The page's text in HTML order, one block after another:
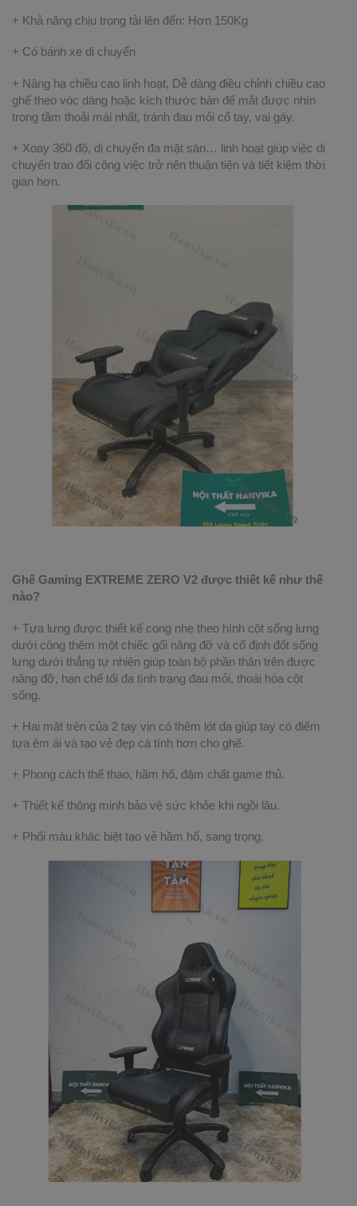
+ Khả năng chịu trọng tải lên đến: Hơn 150Kg
+ Có bánh xe di chuyển
+ Nâng hạ chiều cao linh hoạt, Dễ dàng điều chỉnh chiều cao
ghế theo vóc dáng hoặc kích thước bàn để mắt được nhìn
trong tầm thoải mái nhất, tránh đau mỏi cổ tay, vai gáy.
+ Xoay 360 độ, di chuyển đa mặt sàn… linh hoạt giúp việc di
chuyển trao đổi công việc trở nên thuận tiện và tiết kiệm thời
gian hơn.
Ghế Gaming EXTREME ZERO V2 được thiết kế như thế
nào?
+ Tựa lưng được thiết kế cong nhẹ theo hình cột sống lưng
dưới công thêm một chiếc gối nâng đỡ và cố định đốt sống
lưng dưới thẳng tự nhiên giúp toàn bộ phần thân trên được
nâng đỡ, hạn chế tối đa tình trạng đau mỏi, thoái hóa cột
sống.
+ Hai mặt trên của 2 tay vịn có thêm lót da giúp tay có điểm
tựa êm ái và tạo vẻ đẹp cá tính hơn cho ghế.
+ Phong cách thể thao, hầm hố, đậm chất game thủ.
+ Thiết kế thông minh bảo vệ sức khỏe khi ngồi lâu.
+ Phối màu khác biệt tạo vẻ hầm hố, sang trọng.